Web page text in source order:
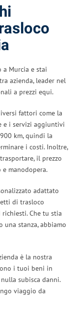
a Murcia e stai
azienda, leader nel
a prezzi equi.
fattori come la
e i servizi aggiuntivi
km, quindi la
i costi. Inoltre,
il prezzo
manodopera.
adattato
di trasloco
Che tu stia
stanza, abbiamo
è la nostra
i tuoi beni in
subisca danni.
viaggio da